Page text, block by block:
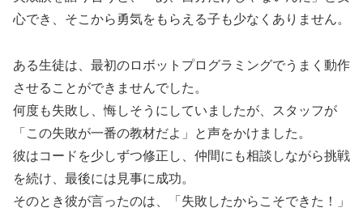
心でき、そこから勇気をもらえる子も少なくありません。
ある生徒は、最初のロボットプログラミングでうまく動作
させることができませんでした。
何度も失敗し、悔しそうにしていましたが、スタッフが
「この失敗が一番の教材だよ」と声をかけました。
彼はコードを少しずつ修正し、仲間にも相談しながら挑戦
を続け、最後には見事に成功。
そのとき彼が言ったのは、「失敗したからこそできた！」